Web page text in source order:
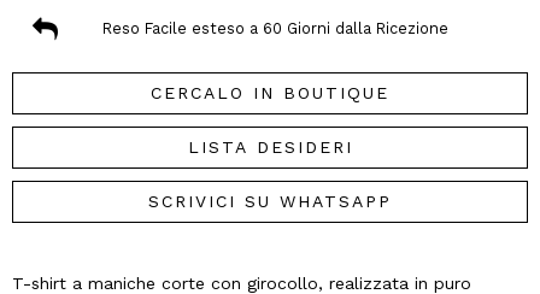
Reso Facile esteso a 60 Giorni dalla Ricezione
CERCALO IN BOUTIQUE
LISTA DESIDERI
SCRIVICI SU WHATSAPP
T-shirt a maniche corte con girocollo, realizzata in puro